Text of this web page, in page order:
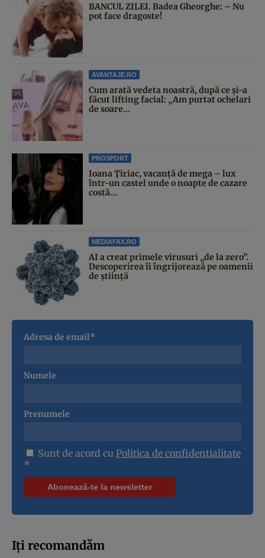
BANCUL ZILEI. Badea Gheorghe: – Nu
pot face dragoste!
AVANTAJE.RO
Cum arată vedeta noastră, după ce și-a
făcut lifting facial: „Am purtat ochelari
de soare...
PROSPORT
Ioana Țiriac, vacanță de mega – lux
într-un castel unde o noapte de cazare
costă...
MEDIAFAX.RO
AI a creat primele virusuri „de la zero”.
Descoperirea îi îngrijorează pe oamenii
de știință
Adresa de email*
Numele
Prenumele
Sunt de acord cu Politica de confidentialitate
*
Iți recomandăm